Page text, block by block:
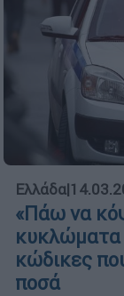
Ελλάδα|
«Πάω να
κυκλώματα
κώδικες
ποσά